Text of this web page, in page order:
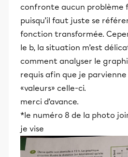
confronte aucun problème
puisqu’il faut juste se
fonction transformée.
le b, la situation m’est
comment analyser le
requis afin que je
«valeurs» celle-ci.
merci d’avance.
*le numéro 8 de la photo
je vise